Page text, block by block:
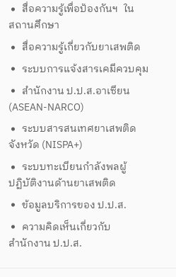
สื่อความรู้เพื่อป้องกันฯ ใน
สถานศึกษา
สื่อความรู้เกี่ยวกับยาเสพติด
ระบบการแจ้งสารเคมีควบคุม
สำนักงาน ป.ป.ส.อาเซียน
(ASEAN-NARCO)
ระบบสารสนเทศยาเสพติด
จังหวัด (NISPA+)
ระบบทะเบียนกำลังพลผู้
ปฏิบัติงานด้านยาเสพติด
ข้อมูลบริการของ ป.ป.ส.
ความคิดเห็นเกี่ยวกับ
สำนักงาน ป.ป.ส.